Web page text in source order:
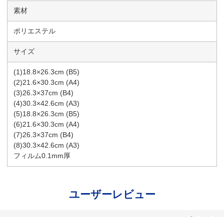
素材
ポリエステル
サイズ
(1)18.8×26.3cm (B5)
(2)21.6×30.3cm (A4)
(3)26.3×37cm (B4)
(4)30.3×42.6cm (A3)
(5)18.8×26.3cm (B5)
(6)21.6×30.3cm (A4)
(7)26.3×37cm (B4)
(8)30.3×42.6cm (A3)
フィルム0.1mm厚
ユーザーレビュー